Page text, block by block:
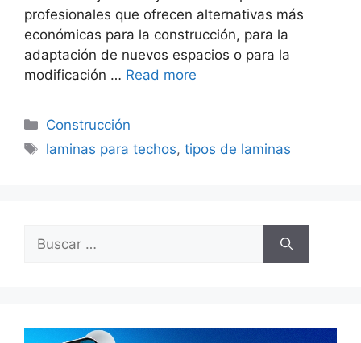
profesionales que ofrecen alternativas más
económicas para la construcción, para la
adaptación de nuevos espacios o para la
modificación … Read more
Categorías
Construcción
Etiquetas
laminas para techos,tipos de laminas
Buscar: